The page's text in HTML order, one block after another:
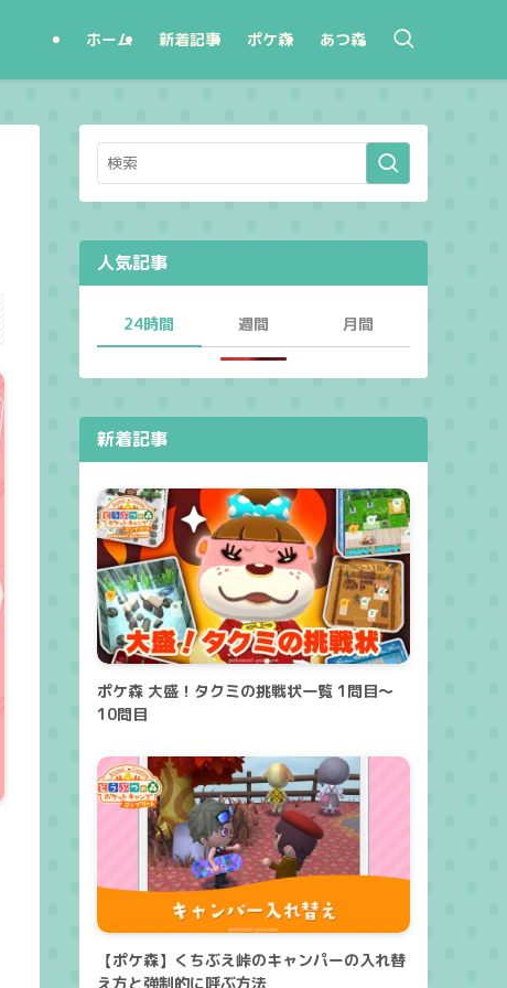
ホーム 新着記事 ポケ森 あつ森
人気記事
24時間 週間 月間
新着記事
ポケ森 大盛！タクミの挑戦状一覧 1問目～
10問目
【ポケ森】くちぶえ峠のキャンパーの入れ替
え方と強制的に呼ぶ方法